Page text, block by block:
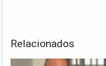
Relacionados